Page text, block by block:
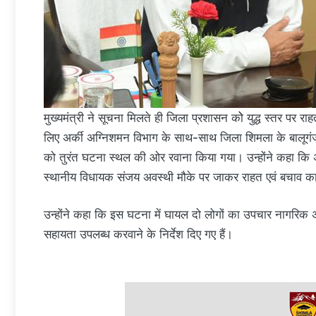
मुख्यमंत्री ने सूचना मिलते ही जिला प्रशासन कोे युद्ध स्तर पर
लिए अर्की अग्निशमन विभाग के साथ-साथ जिला शिमला के
को तुरंत घटना स्थल की ओर रवाना किया गया। उन्होंने कहा कि
स्थानीय विधायक संजय अवस्थी मौके पर जाकर राहत एवं बचाव
उन्होंने कहा कि इस घटना में घायल दो लोगों का उपचार
सहायता उपलब्ध करवाने के निर्देश दिए गए हैं।